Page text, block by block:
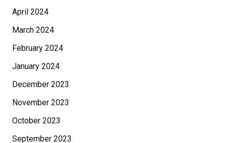
April 2024
March 2024
February 2024
January 2024
December 2023
November 2023
October 2023
September 2023